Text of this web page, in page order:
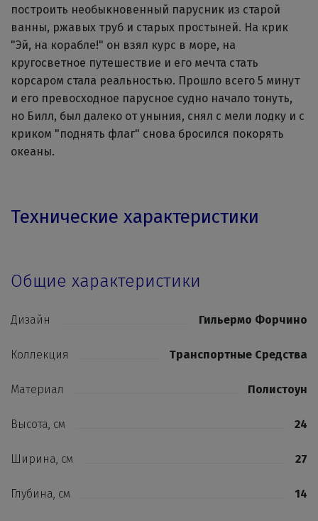
построить необыкновенный парусник из старой
ванны, ржавых труб и старых простыней. На крик
"Эй, на корабле!" он взял курс в море, на
кругосветное путешествие и его мечта стать
корсаром стала реальностью. Прошло всего 5 минут
и его превосходное парусное судно начало тонуть,
но Билл, был далеко от уныния, снял с мели лодку и с
криком "поднять флаг" снова бросился покорять
океаны.
Технические характеристики
Общие характеристики
Дизайн Гильермо Форчино
Коллекция Транспортные Средства
Материал Полистоун
Высота, см 24
Ширина, см 27
Глубина, см 14